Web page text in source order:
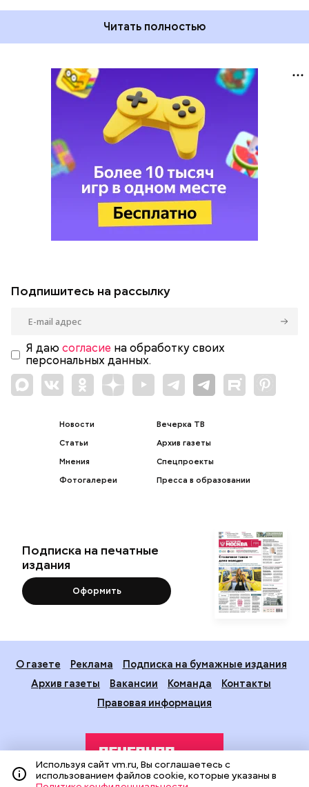
Читать полностью
Подпишитесь на рассылку
Я даю согласие на обработку своих
персональных данных.
Новости
Статьи
Мнения
Фотогалереи
Вечерка ТВ
Архив газеты
Спецпроекты
Пресса в образовании
Подписка на печатные
издания
Оформить
О газете Реклама
Подписка на бумажные издания
Архив газеты
Вакансии Команда
Контакты
Правовая информация
Используя сайт vm.ru, Вы соглашаетесь с
использованием файлов cookie, которые указаны в